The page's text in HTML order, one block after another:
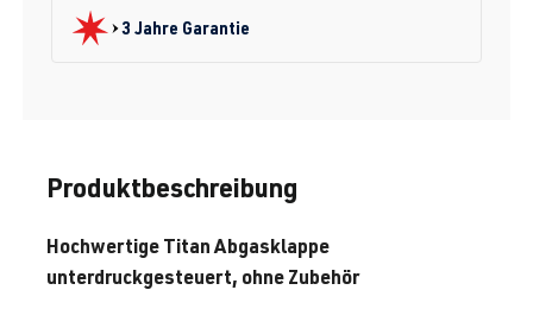
3 Jahre Garantie
Produktbeschreibung
Hochwertige Titan Abgasklappe
unterdruckgesteuert, ohne Zubehör